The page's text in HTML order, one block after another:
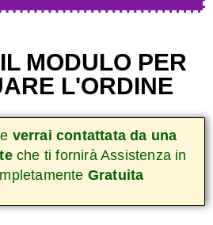
MODULO PER
L'ORDINE
verrai contattata da una
che ti fornirà Assistenza in
Gratuita